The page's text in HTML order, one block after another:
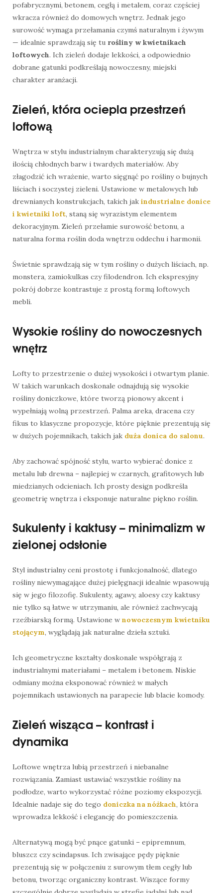
pofabrycznymi, betonem, cegłą i metalem, coraz częściej
wkracza również do domowych wnętrz. Jednak jego
surowość wymaga przełamania czymś naturalnym i żywym
— idealnie sprawdzają się tu rośliny w kwietnikach
loftowych. Ich zieleń dodaje lekkości, a odpowiednio
dobrane gatunki podkreślają nowoczesny, miejski
charakter aranżacji.
Zieleń, która ociepla przestrzeń
loftową
Wnętrza w stylu industrialnym charakteryzują się dużą
ilością chłodnych barw i twardych materiałów. Aby
złagodzić ich wrażenie, warto sięgnąć po rośliny o bujnych
liściach i soczystej zieleni. Ustawione w metalowych lub
drewnianych konstrukcjach, takich jak industrialne donice
i kwietniki loft, staną się wyrazistym elementem
dekoracyjnym. Zieleń przełamie surowość betonu, a
naturalna forma roślin doda wnętrzu oddechu i harmonii.
Świetnie sprawdzają się w tym rośliny o dużych liściach, np.
monstera, zamiokulkas czy filodendron. Ich ekspresyjny
pokrój dobrze kontrastuje z prostą formą loftowych
mebli.
Wysokie rośliny do nowoczesnych
wnętrz
Lofty to przestrzenie o dużej wysokości i otwartym planie.
W takich warunkach doskonale odnajdują się wysokie
rośliny doniczkowe, które tworzą pionowy akcent i
wypełniają wolną przestrzeń. Palma areka, dracena czy
fikus to klasyczne propozycje, które pięknie prezentują się
w dużych pojemnikach, takich jak duża donica do salonu.
Aby zachować spójność stylu, warto wybierać donice z
metalu lub drewna – najlepiej w czarnych, grafitowych lub
miedzianych odcieniach. Ich prosty design podkreśla
geometrię wnętrza i eksponuje naturalne piękno roślin.
Sukulenty i kaktusy – minimalizm w
zielonej odsłonie
Styl industrialny ceni prostotę i funkcjonalność, dlatego
rośliny niewymagające dużej pielęgnacji idealnie wpasowują
się w jego filozofię. Sukulenty, agawy, aloesy czy kaktusy
nie tylko są łatwe w utrzymaniu, ale również zachwycają
rzeźbiarską formą. Ustawione w nowoczesnym kwietniku
stojącym, wyglądają jak naturalne dzieła sztuki.
Ich geometryczne kształty doskonale współgrają z
industrialnymi materiałami – metalem i betonem. Niskie
odmiany można eksponować również w małych
pojemnikach ustawionych na parapecie lub blacie komody.
Zieleń wisząca – kontrast i
dynamika
Loftowe wnętrza lubią przestrzeń i niebanalne
rozwiązania. Zamiast ustawiać wszystkie rośliny na
podłodze, warto wykorzystać różne poziomy ekspozycji.
Idealnie nadaje się do tego doniczka na nóżkach, która
wprowadza lekkość i elegancję do pomieszczenia.
Alternatywą mogą być pnące gatunki – epipremnum,
bluszcz czy scindapsus. Ich zwisające pędy pięknie
prezentują się w połączeniu z surowym tłem cegły lub
betonu, tworząc organiczny kontrast. Wiszące formy